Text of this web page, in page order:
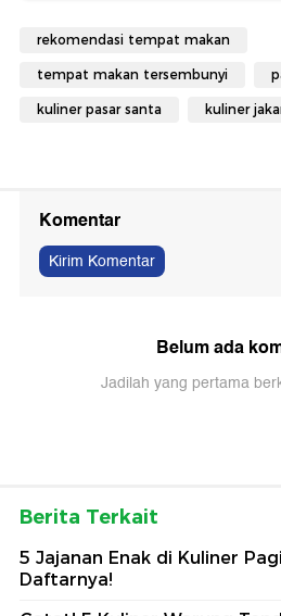
rekomendasi tempat makan
tempat makan tersembunyi
kuliner pasar santa kuliner
Komentar
Kirim Komentar
Belum ada
Jadilah yang pertama
Berita Terkait
5 Jajanan Enak di Kuliner
Daftarnya!